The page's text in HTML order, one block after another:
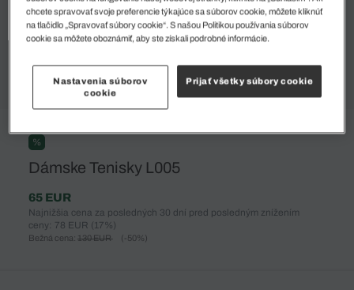
%
Dámske Tenisky L005
65 EUR
Najnižšia cena za posledných 30 dní pred posledným znížením
ceny: 78 EUR (17%)
Bežná cena: 130 EUR (-50%)
chcete spravovať svoje preferencie týkajúce sa súborov cookie, môžete kliknúť
na tlačidlo „Spravovať súbory cookie“. S našou Politikou používania súborov
cookie sa môžete oboznámiť, aby ste získali podrobné informácie.
Nastavenia súborov
cookie
Prijať všetky súbory cookie